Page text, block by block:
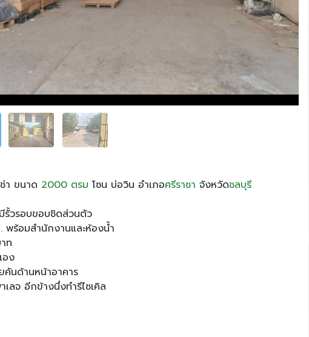
า ขนาด 2000 ตรม โซน บ่อวิน อำเภอศรีราชา จังหวัดชลบุรี
รั้วรอบขอบชิดส่วนตัว
ร้อมสำนักงานและห้องน้ำ
ท
อง
นด้านหน้าอาคาร
เลจ อีกข้างนึ่งทำรีไซเคิล